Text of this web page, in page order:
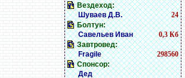
Вездеход:
Шуваев Д.В.
24
Болтун:
Савельев Иван
0,3 Кб
Завтровед:
Fragile
298560
Спонсор:
Дед